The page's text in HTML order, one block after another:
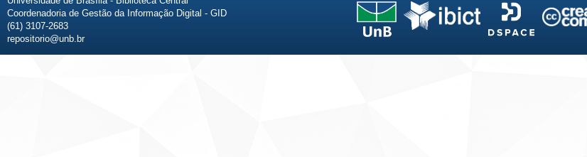
Coordenadoria de Gestão da Informação Digital - GID
(61) 3107-2683
repositorio@unb.br